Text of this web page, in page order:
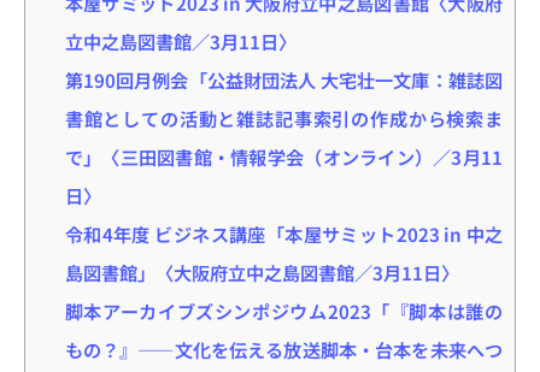
立中之島図書館／3月11日〉
第190回月例会「公益財団法人 大宅壮一文庫：雑誌図
書館としての活動と雑誌記事索引の作成から検索ま
で」〈三田図書館・情報学会（オンライン）／3月11
日〉
令和4年度 ビジネス講座「本屋サミット2023 in 中之
島図書館」〈大阪府立中之島図書館／3月11日〉
脚本アーカイブズシンポジウム2023「『脚本は誰の
もの？』――文化を伝える放送脚本・台本を未来へつ